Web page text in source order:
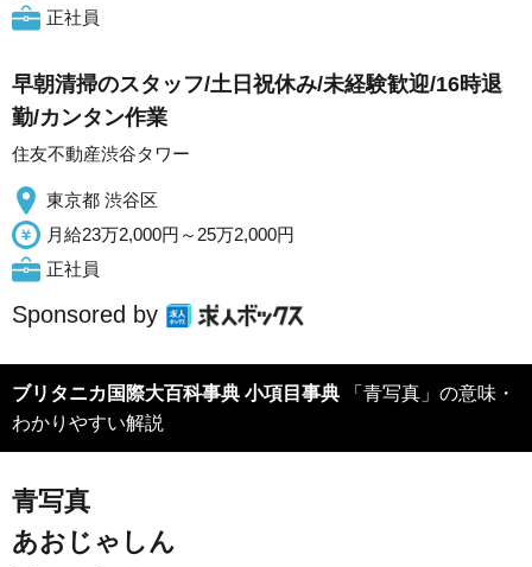
正社員
早朝清掃のスタッフ/土日祝休み/未経験歓迎/16時退
勤/カンタン作業
住友不動産渋谷タワー
東京都 渋谷区
月給23万2,000円～25万2,000円
正社員
Sponsored by
ブリタニカ国際大百科事典 小項目事典
わかりやすい解説
青写真
あおじゃしん